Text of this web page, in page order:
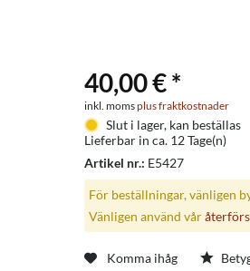
40,00 € *
inkl. momsplus fraktkostnader
Slut i lager, kan beställas
Lieferbar in ca. 12 Tage(n)
Artikel nr.: E5427
För beställningar, vänligen
Vänligen använd vår
Komma ihåg